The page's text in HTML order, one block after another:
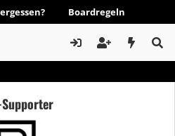
Boardregeln